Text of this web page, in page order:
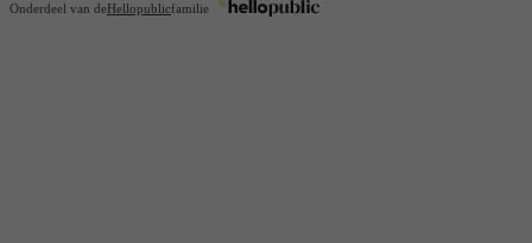
Onderdeel van deHellopublicfamilie